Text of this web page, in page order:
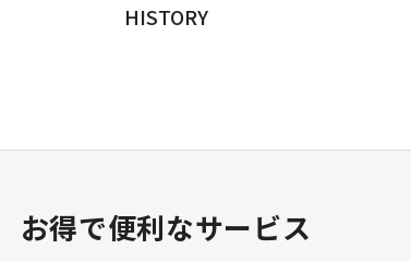
HISTORY
お得で便利なサービス